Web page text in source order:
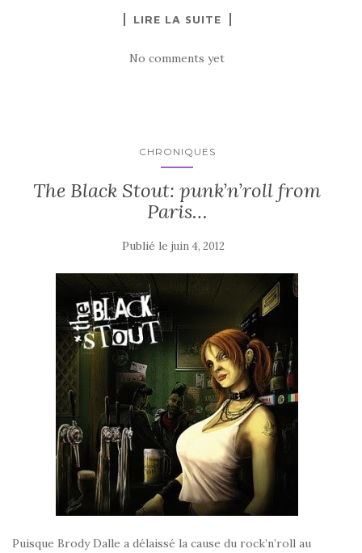
LIRE LA SUITE
No comments yet
CHRONIQUES
The Black Stout: punk’n’roll from
Paris…
Publié le juin 4, 2012
Puisque Brody Dalle a délaissé la cause du rock’n’roll au